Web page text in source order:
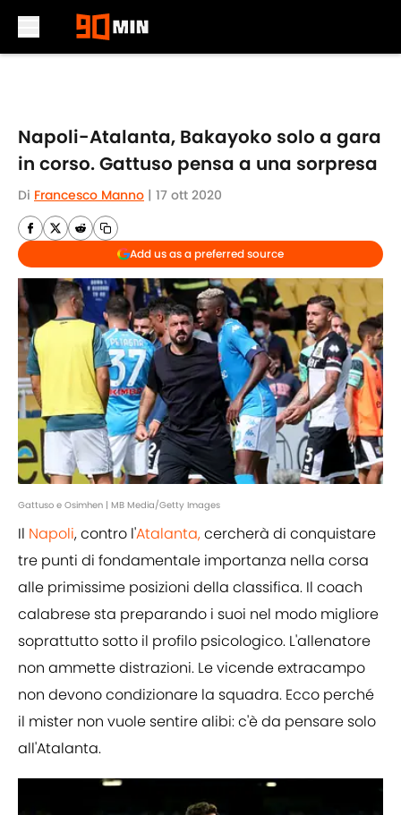
Napoli-Atalanta, Bakayoko solo a gara
in corso. Gattuso pensa a una sorpresa
Di Francesco Manno | 17 ott 2020
Add us as a preferred source
Gattuso e Osimhen | MB Media/Getty Images
Il Napoli, contro l'Atalanta,cercherà di conquistare
tre punti di fondamentale importanza nella corsa
alle primissime posizioni della classifica. Il coach
calabrese sta preparando i suoi nel modo migliore
soprattutto sotto il profilo psicologico. L'allenatore
non ammette distrazioni. Le vicende extracampo
non devono condizionare la squadra. Ecco perché
il mister non vuole sentire alibi: c'è da pensare solo
all'Atalanta.